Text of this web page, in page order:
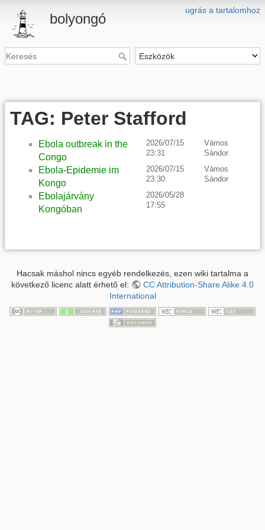
ugrás a tartalomhoz
bolyongó
TAG: Peter Stafford
Ebola outbreak in the
Congo
2026/07/15
23:31
Vámos
Sándor
Ebola-Epidemie im
Kongo
2026/07/15
23:30
Vámos
Sándor
Ebolajárvány
Kongóban
2026/05/28
17:55
Hacsak máshol nincs egyéb rendelkezés, ezen wiki tartalma a
következő licenc alatt érhető el:
CC Attribution-Share Alike 4.0
International